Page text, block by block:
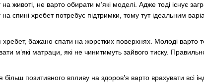
животі, не варто обирати м’які моделі. Адже тоді існує
спині хребет потребує підтримки, тому тут ідеальним
бажано спати на жорстких поверхнях. Молоді варто
м’які матраци, які не чинитимуть зайвого тиску.
позитивного впливу на здоров’я варто врахувати всі